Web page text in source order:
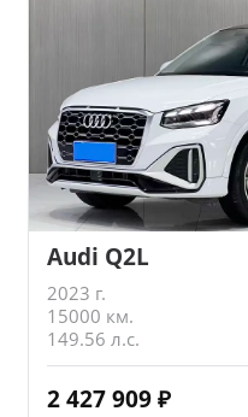
Audi Q2L
2023 г.
15000 км.
149.56 л.с.
2 427 909 ₽